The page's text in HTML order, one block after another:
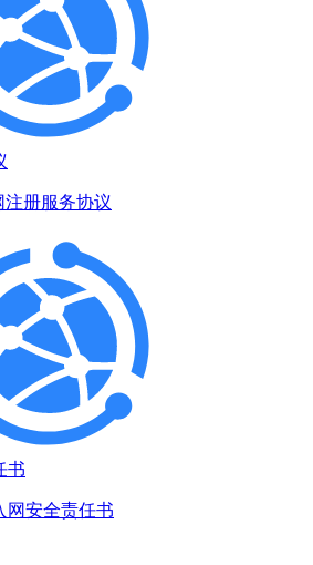
注册服务协议
书
网安全责任书